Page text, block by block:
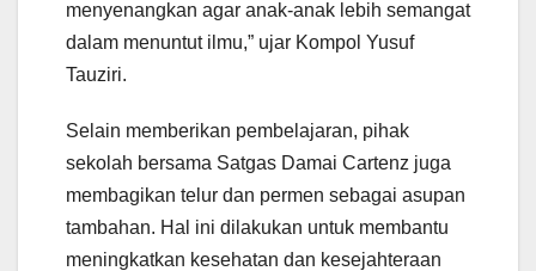
menyenangkan agar anak-anak lebih semangat
dalam menuntut ilmu,” ujar Kompol Yusuf
Tauziri.
Selain memberikan pembelajaran, pihak
sekolah bersama Satgas Damai Cartenz juga
membagikan telur dan permen sebagai asupan
tambahan. Hal ini dilakukan untuk membantu
meningkatkan kesehatan dan kesejahteraan